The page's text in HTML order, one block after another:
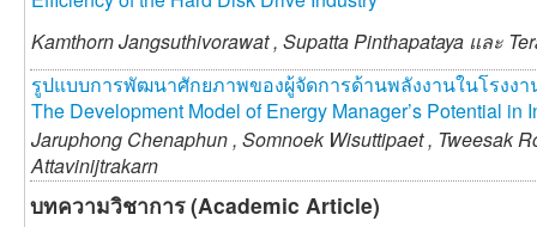
Kamthorn Jangsuthivorawat , Supatta Pinthapataya และ
รูปแบบการพัฒนาศักยภาพของผู้จัดการด้านพลังงานในโรงง
The Development Model of Energy Manager’s Potential in
Jaruphong Chenaphun , Somnoek Wisuttipaet , Tweesak
Attavinijtrakarn
บทความวิชาการ (Academic Article)